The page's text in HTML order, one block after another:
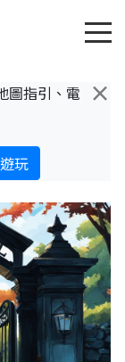
×
圖指引、電
玩